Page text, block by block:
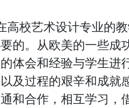
高校艺术设计专业的
的。从欧美的一些成
体会和经验与学生进
及过程的艰辛和成就
和合作，相互学习，